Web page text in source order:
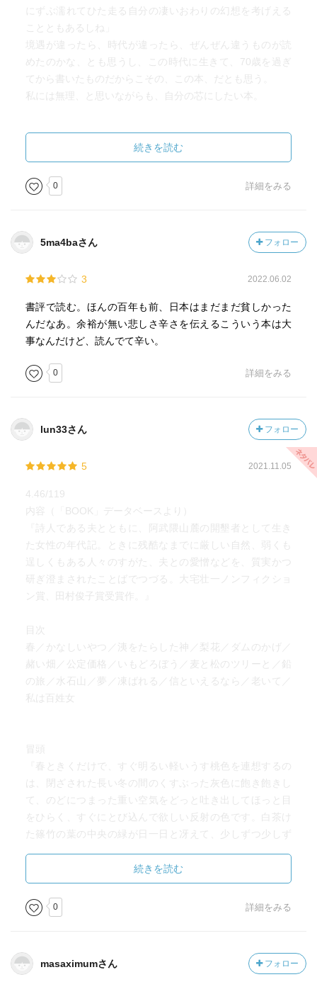
にずぶ濡れてひた走る自分の凄いおわりの幻想を考げえる
ことともあるしね」
境遇が違ったら、時代が違ったら、ぜんぜん違うものが読
めたのかな、とも思うし、この時代に生きて、70歳を過ぎ
てから書いたものだからこその、この本、だとも思う。
私には無理、と思いながらも、自分の芯にしたい本。
続きを読む
0 詳細をみる
5ma4baさん フォロー
3 2022.06.02
書評で読む。ほんの百年も前、日本はまだまだ貧しかった
んだなあ。余裕が無い悲しさ辛さを伝えるこういう本は大
事なんだけど、読んでて辛い。
0 詳細をみる
lun33さん フォロー
5 2021.11.05
4.46/119
内容（「BOOK」データベースより）
『詩人である夫とともに、阿武隈山麓の開墾者として生き
た女性の年代記。ときに残酷なまでに厳しい自然、弱くも
逞しくもある人々のすがた、夫との愛憎などを、質実かつ
研ぎ澄まされたことばでつづる。大宅壮一ノンフィクショ
ン賞、田村俊子賞受賞作。』
目次
春／かなしいやつ／洟をたらした神／梨花／ダムのかげ／
赭い畑／公定価格／いもどろぼう／麦と松のツリーと／鉛
の旅／水石山／夢／凍ばれる／信といえるなら／老いて／
私は百姓女
冒頭
『春ときくだけで、すぐ明るい軽いうす桃色を連想するの
は、閉ざされた長い冬の間のくすぶった灰色に飽き飽きし
て、のどにつまった重い空気をどっと吐き出してほっと目
をひらく、すぐにとび込んで欲しい反射の色です。白茶け
た篠竹の葉の中央の緑が日一日と冴えて、少しずつ少しず
『洟（はな）をたらした神』
著者：吉野せい
受賞：大宅壮一ノンフィクション賞、田村俊子賞
続きを読む
0 詳細をみる
masaximumさん フォロー